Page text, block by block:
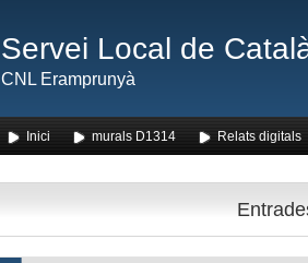
Servei Local de
CNL Eramprunyà
Inici murals D1314 Relats digitals